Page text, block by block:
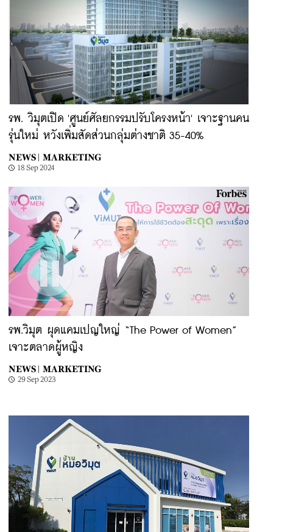
รพ. วิมุตเปิด 'ศูนย์ศัลยกรรมปรับโครงหน้า' เจาะฐานคน
รุ่นใหม่ หวังเพิ่มสัดส่วนกลุ่มต่างชาติ 35-40%
NEWS | MARKETING
18 Sep 2024
รพ.วิมุต ผุดแคมเปญใหญ่ “The Power of Women”
เจาะตลาดผู้หญิง
NEWS | MARKETING
29 Sep 2023